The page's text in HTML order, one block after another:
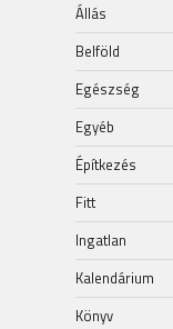
Állás
Belföld
Egészség
Egyéb
Építkezés
Fitt
Ingatlan
Kalendárium
Könyv